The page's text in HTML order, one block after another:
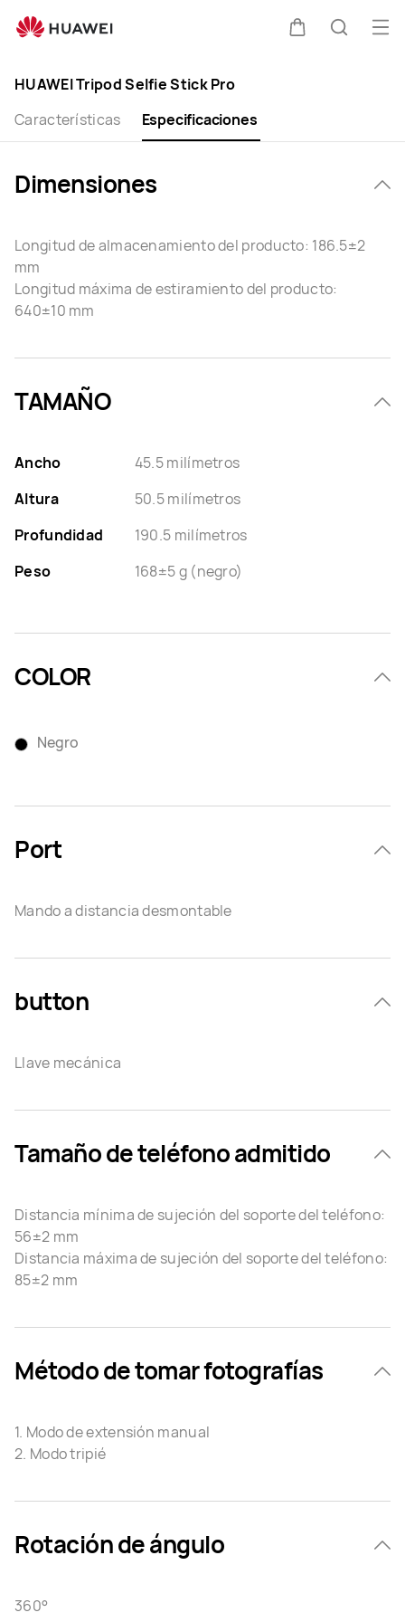
Tripod
Stick
Specification
HUAWEI Tripod Selfie Stick Pro
Características
Especificaciones
Dimensiones
Longitud de almacenamiento del producto: 186.5±2
mm
Longitud máxima de estiramiento del producto:
640±10 mm
TAMAÑO
Ancho
45.5 milímetros
Altura
50.5 milímetros
Profundidad
190.5 milímetros
Peso
168±5 g (negro)
COLOR
Negro
Port
Mando a distancia desmontable
button
Llave mecánica
Tamaño de teléfono admitido
Distancia mínima de sujeción del soporte del teléfono:
56±2 mm
Distancia máxima de sujeción del soporte del teléfono:
85±2 mm
Método de tomar fotografías
1. Modo de extensión manual
2. Modo tripié
Rotación de ángulo
360°